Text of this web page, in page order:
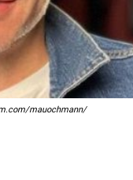
mauochmann/